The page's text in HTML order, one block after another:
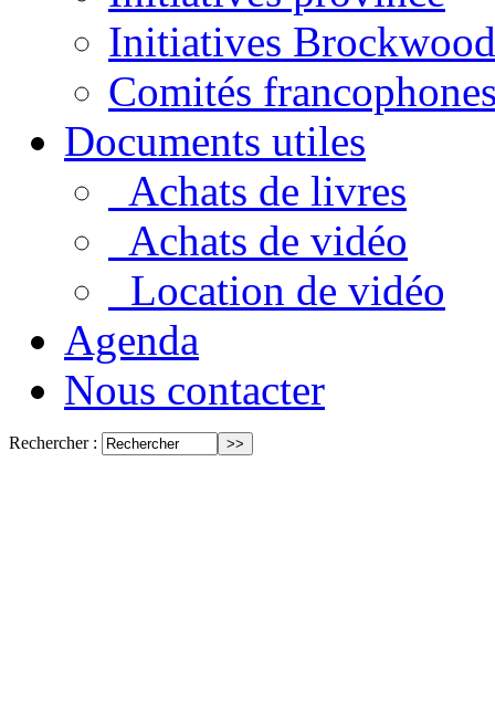
Initiatives Brockwood
Comités
Documents utiles
Achats de livres
Achats de vidéo
Location de vidéo
Agenda
Nous contacter
Rechercher :